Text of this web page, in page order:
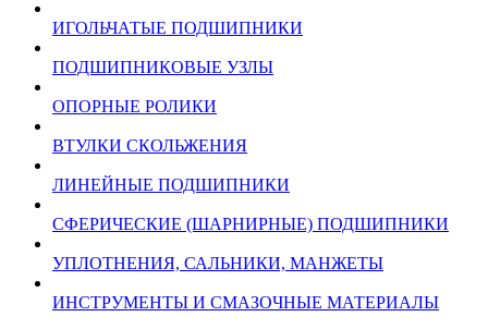
ИГОЛЬЧАТЫЕ ПОДШИПНИКИ
ПОДШИПНИКОВЫЕ УЗЛЫ
ОПОРНЫЕ РОЛИКИ
ВТУЛКИ СКОЛЬЖЕНИЯ
ЛИНЕЙНЫЕ ПОДШИПНИКИ
СФЕРИЧЕСКИЕ (ШАРНИРНЫЕ) ПОДШИПНИКИ
УПЛОТНЕНИЯ, САЛЬНИКИ, МАНЖЕТЫ
ИНСТРУМЕНТЫ И СМАЗОЧНЫЕ МАТЕРИАЛЫ